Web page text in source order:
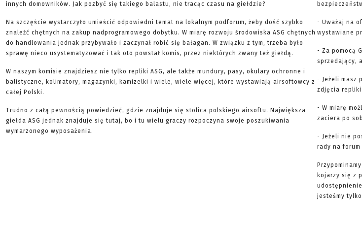
innych domowników. Jak pozbyć się takiego balastu, nie tracąc czasu na giełdzie?
Na szczęście wystarczyło umieścić odpowiedni temat na lokalnym podforum, żeby dość szybko
znaleźć chętnych na zakup nadprogramowego dobytku. W miarę rozwoju środowiska ASG chętnych
do handlowania jednak przybywało i zaczynał robić się bałagan. W związku z tym, trzeba było
sprawę nieco usystematyzować i tak oto powstał komis, przez niektórych zwany też giełdą.
W naszym komisie znajdziesz nie tylko repliki ASG, ale także mundury, pasy, okulary ochronne i
balistyczne, kolimatory, magazynki, kamizelki i wiele, wiele więcej, które wystawiają airsoftowcy z
całej Polski.
Trudno z całą pewnością powiedzieć, gdzie znajduje się stolica polskiego airsoftu. Największa
giełda ASG jednak znajduje się tutaj, bo i tu wielu graczy rozpoczyna swoje poszukiwania
wymarzonego wyposażenia.
- Uważaj na
wystawiane
- Za pomocą
sprzedający,
- Jeżeli masz
zdjęcia repliki
- W miarę
zaciera po
- Jeżeli nie
rady na
kojarzy się z
jesteśmy